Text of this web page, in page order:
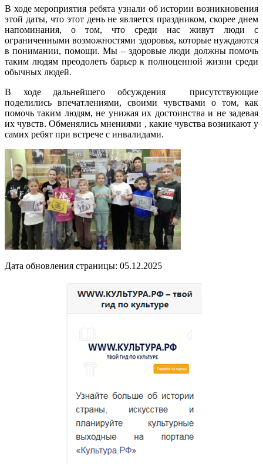
В ходе мероприятия ребята узнали об истории возникновения
этой даты, что этот день не является праздником, скорее днем
напоминания, о том, что среди нас живут люди с
ограниченными возможностями здоровья, которые нуждаются
в понимании, помощи. Мы – здоровые люди должны помочь
таким людям преодолеть барьер к полноценной жизни среди
обычных людей.
В ходе дальнейшего обсуждения присутствующие
поделились впечатлениями, своими чувствами о том, как
помочь таким людям, не унижая их достоинства и не задевая
их чувств. Обменялись мнениями , какие чувства возникают у
самих ребят при встрече с инвалидами.
Дата обновления страницы: 05.12.2025